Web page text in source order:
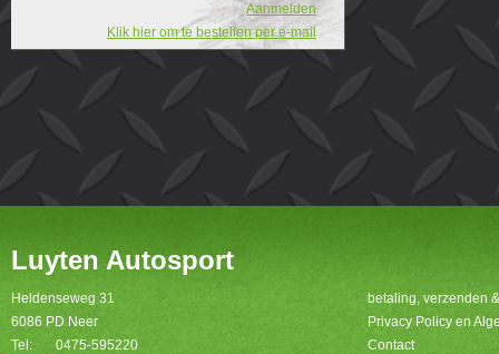
Aanmelden
Klik hier om te bestellen per e-mail
Luyten Autosport
Heldenseweg 31
6086 PD Neer
Tel:
0475-595220
betaling, verzenden
Privacy Policy en
Contact